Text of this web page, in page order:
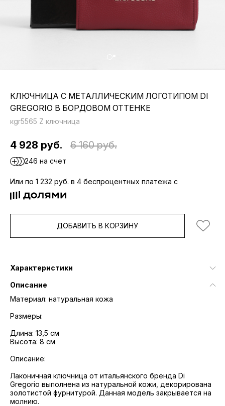
КЛЮЧНИЦА С МЕТАЛЛИЧЕСКИМ ЛОГОТИПОМ DI
GREGORIO В БОРДОВОМ ОТТЕНКЕ
кgr5565 Z ключница
4 928 руб. 6 160 руб.
246 на счет
Или по 1 232 руб. в 4 беспроцентных платежа с
ДОБАВИТЬ В КОРЗИНУ
Характеристики
Описание
Материал: натуральная кожа
Размеры:
Длина: 13,5 см
Высота: 8 см
Описание:
Лаконичная ключница от итальянского бренда Di
Gregorio выполнена из натуральной кожи, декорирована
золотистой фурнитурой. Данная модель закрывается на
молнию.